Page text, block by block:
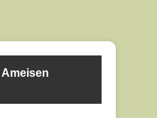
Ameisen